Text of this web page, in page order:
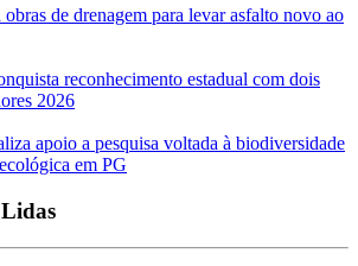
de drenagem para levar asfalto novo ao
reconhecimento estadual com dois
2026
apoio a pesquisa voltada à biodiversidade
em PG